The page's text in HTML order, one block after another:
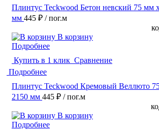
Плинтус Teckwood Бетон невский 75 мм
мм 445 ₽ / пог.м
В корзину
Подробнее
Купить в 1 клик Сравнение
Подробнее
Плинтус Teckwood Кремовый Веллюто
2150 мм 445 ₽ / пог.м
В корзину
Подробнее